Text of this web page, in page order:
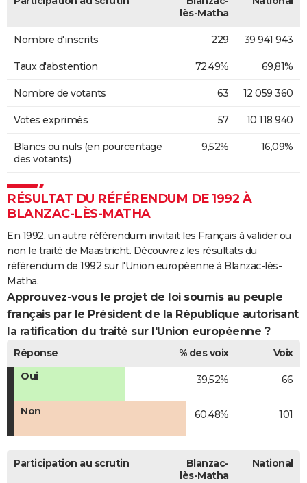
lès-Matha
Nombre d'inscrits 229 39 941 943
Taux d'abstention 72,49% 69,81%
Nombre de votants 63 12 059 360
Votes exprimés 57 10 118 940
Blancs ou nuls (en pourcentage
des votants)
9,52% 16,09%
RÉSULTAT DU RÉFÉRENDUM DE 1992 À
BLANZAC-LÈS-MATHA
En 1992, un autre référendum invitait les Français à valider ou
non le traité de Maastricht. Découvrez les résultats du
référendum de 1992 sur l'Union européenne à Blanzac-lès-
Matha.
Approuvez-vous le projet de loi soumis au peuple
français par le Président de la République autorisant
la ratification du traité sur l'Union européenne ?
Réponse % des voix
Voix
Oui
39,52% 66
Non 60,48% 101
Participation au scrutin
Blanzac-
lès-Matha
National